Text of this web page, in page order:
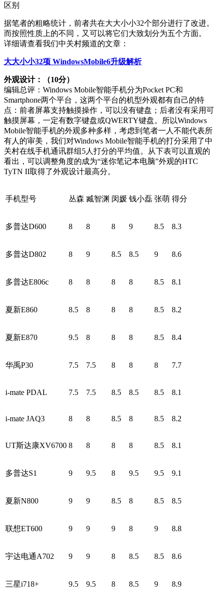
区别
据笔者的粗略统计，前者共在大大小小32个部分进行了改进。
而按照性质上的不同，又可以将它们大致划分为五个方面。
详细请查看我们中关村频道的文章：
大大小小32项 WindowsMobile6升级解析
外观设计：（10分）
编辑总评：Windows Mobile智能手机分为Pocket PC和
Smartphone两个平台，这两个平台的机型外观都有自己的特
点：前者屏幕支持触摸操作，可以没有键盘；后者没有采用可
触摸屏幕，一定有数字键盘或QWERTY键盘。所以Windows
Mobile智能手机的外观多种多样，考虑到笔者一人不能代表所
有人的审美，我们对Windows Mobile智能手机的打分采用了中
关村在线手机通讯群组5人打分的平均值。从下表可以直观的
看出，可以调整角度的成为“迷你笔记本电脑”外观的HTC
TyTN II取得了外观设计最高分。
手机型号 丛森 臧智渊 闵媛 钱小磊 张萌 得分
多普达D600 8 8 8 9 8.5 8.3
多普达D802 8 9 8.5 8.5 9 8.6
多普达E806c 8 8 8 8 8.5 8.1
夏新E860 8.5 8 8 8 8.5 8.2
夏新E870 9.5 8 8 8 8.5 8.4
华禹P30 7.5 7.5 8 8 8 7.7
i-mate PDAL 7.5 7.5 8.5 8.5 8.5 8.1
i-mate JAQ3 8 8 8.5 8 8.5 8.2
UT斯达康XV6700 8 8 8 8 8.5 8.1
多普达S1 9 9.5 8 9.5 9.5 9.1
夏新N800 9 9 8.5 8 8.5 8.5
联想ET600 9 9 9 8 9 8.8
宇达电通A702 9 9 8 8.5 8.5 8.6
三星i718+ 9.5 9.5 8 8.5 9 8.9